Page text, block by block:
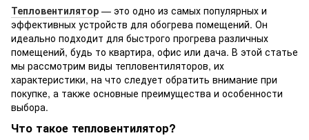
Тепловентилятор — это одно из самых популярных и
эффективных устройств для обогрева помещений. Он
идеально подходит для быстрого прогрева различных
помещений, будь то квартира, офис или дача. В этой статье
мы рассмотрим виды тепловентиляторов, их
характеристики, на что следует обратить внимание при
покупке, а также основные преимущества и особенности
выбора.
Что такое тепловентилятор?